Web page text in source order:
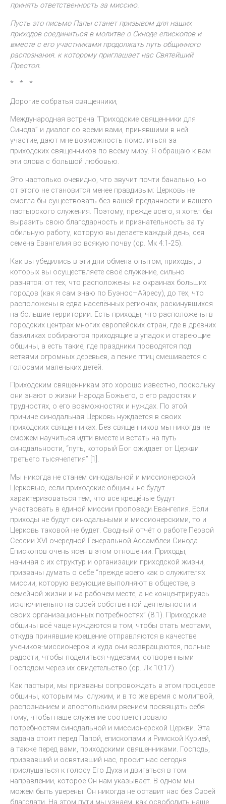
принять ответственность за миссию.
Пусть это письмо Папы станет призывом для наших
приходов соединиться в молитве о Синоде епископов и
вместе с его участниками продолжать путь общинного
распознания. к которому приглашает нас Святейший
Престол.
* * *
Дорогие собратья священники,
Международная встреча “Приходские священники для
Синода” и диалог со всеми вами, принявшими в ней
участие, дают мне возможность помолиться за
приходских священников по всему миру. Я обращаю к вам
эти слова с большой любовью.
Это настолько очевидно, что звучит почти банально, но
от этого не становится менее правдивым: Церковь не
смогла бы существовать без вашей преданности и вашего
пастырского служения. Поэтому, прежде всего, я хотел бы
выразить свою благодарность и признательность за ту
обильную работу, которую вы делаете каждый день, сея
семена Евангелия во всякую почву (ср. Мк 4:1-25).
Как вы убедились в эти дни обмена опытом, приходы, в
которых вы осуществляете своё служение, сильно
разнятся: от тех, что расположены на окраинах больших
городов (как я сам знаю по Буэнос–Айресу), до тех, что
расположены в едва населённых регионах, раскинувшихся
на большие территории. Есть приходы, что расположены в
городских центрах многих европейских стран, где в древних
базиликах собираются приходящие в упадок и стареющие
общины, а есть такие, где праздники проводятся под
ветвями огромных деревьев, а пение птиц смешивается с
голосами маленьких детей.
Приходским священникам это хорошо известно, поскольку
они знают о жизни Народа Божьего, о его радостях и
трудностях, о его возможностях и нуждах. По этой
причине синодальная Церковь нуждается в своих
приходских священниках. Без священников мы никогда не
сможем научиться идти вместе и встать на путь
синодальности, “путь, который Бог ожидает от Церкви
третьего тысячелетия” [1].
Мы никогда не станем синодальной и миссионерской
Церковью, если приходские общины не будут
характеризоваться тем, что все крещёные будут
участвовать в единой миссии проповеди Евангелия. Если
приходы не будут синодальными и миссионерскими, то и
Церковь таковой не будет. Сводный отчёт о работе Первой
Сессии XVI очередной Генеральной Ассамблеи Синода
Епископов очень ясен в этом отношении. Приходы,
начиная с их структур и организации приходской жизни,
призваны думать о себе “прежде всего как о служителях
миссии, которую верующие выполняют в обществе, в
семейной жизни и на рабочем месте, а не концентрируясь
исключительно на своей собственной деятельности и
своих организационных потребностях” (8.1). Приходские
общины всё чаще нуждаются в том, чтобы стать местами,
откуда принявшие крещение отправляются в качестве
учеников-миссионеров и куда они возвращаются, полные
радости, чтобы поделиться чудесами, сотворенными
Господом через их свидетельство (ср. Лк 10:17).
Как пастыри, мы призваны сопровождать в этом процессе
общины, которым мы служим, и в то же время с молитвой,
распознанием и апостольским рвением посвящать себя
тому, чтобы наше служение соответствовало
потребностям синодальной и миссионерской Церкви. Эта
задача стоит перед Папой, епископами и Римской Курией,
а также перед вами, приходскими священниками. Господь,
призвавший и освятивший нас, просит нас сегодня
прислушаться к голосу Его Духа и двигаться в том
направлении, которое Он нам указывает. В одном мы
можем быть уверены: Он никогда не оставит нас без Своей
благодати. На этом пути мы узнаем, как освободить наше